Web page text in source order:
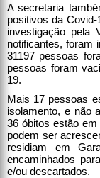
A secretaria
positivos da
investigação pela
notificantes, foram
31197 pessoas
pessoas foram
19.
Mais 17 pessoas
isolamento, e não
36 óbitos estão
podem ser
residiam em
encaminhados
e/ou descartados.